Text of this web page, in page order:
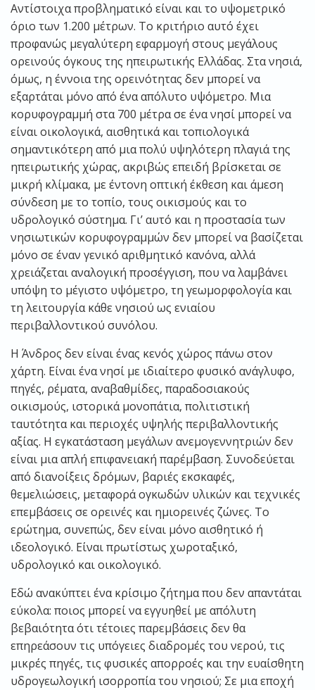
Αντίστοιχα προβληματικό είναι και το υψομετρικό
όριο των 1.200 μέτρων. Το κριτήριο αυτό έχει
προφανώς μεγαλύτερη εφαρμογή στους μεγάλους
ορεινούς όγκους της ηπειρωτικής Ελλάδας. Στα νησιά,
όμως, η έννοια της ορεινότητας δεν μπορεί να
εξαρτάται μόνο από ένα απόλυτο υψόμετρο. Μια
κορυφογραμμή στα 700 μέτρα σε ένα νησί μπορεί να
είναι οικολογικά, αισθητικά και τοπιολογικά
σημαντικότερη από μια πολύ υψηλότερη πλαγιά της
ηπειρωτικής χώρας, ακριβώς επειδή βρίσκεται σε
μικρή κλίμακα, με έντονη οπτική έκθεση και άμεση
σύνδεση με το τοπίο, τους οικισμούς και το
υδρολογικό σύστημα. Γι’ αυτό και η προστασία των
νησιωτικών κορυφογραμμών δεν μπορεί να βασίζεται
μόνο σε έναν γενικό αριθμητικό κανόνα, αλλά
χρειάζεται αναλογική προσέγγιση, που να λαμβάνει
υπόψη το μέγιστο υψόμετρο, τη γεωμορφολογία και
τη λειτουργία κάθε νησιού ως ενιαίου
περιβαλλοντικού συνόλου.
Η Άνδρος δεν είναι ένας κενός χώρος πάνω στον
χάρτη. Είναι ένα νησί με ιδιαίτερο φυσικό ανάγλυφο,
πηγές, ρέματα, αναβαθμίδες, παραδοσιακούς
οικισμούς, ιστορικά μονοπάτια, πολιτιστική
ταυτότητα και περιοχές υψηλής περιβαλλοντικής
αξίας. Η εγκατάσταση μεγάλων ανεμογεννητριών δεν
είναι μια απλή επιφανειακή παρέμβαση. Συνοδεύεται
από διανοίξεις δρόμων, βαριές εκσκαφές,
θεμελιώσεις, μεταφορά ογκωδών υλικών και τεχνικές
επεμβάσεις σε ορεινές και ημιορεινές ζώνες. Το
ερώτημα, συνεπώς, δεν είναι μόνο αισθητικό ή
ιδεολογικό. Είναι πρωτίστως χωροταξικό,
υδρολογικό και οικολογικό.
Εδώ ανακύπτει ένα κρίσιμο ζήτημα που δεν απαντάται
εύκολα: ποιος μπορεί να εγγυηθεί με απόλυτη
βεβαιότητα ότι τέτοιες παρεμβάσεις δεν θα
επηρεάσουν τις υπόγειες διαδρομές του νερού, τις
μικρές πηγές, τις φυσικές απορροές και την ευαίσθητη
υδρογεωλογική ισορροπία του νησιού; Σε μια εποχή